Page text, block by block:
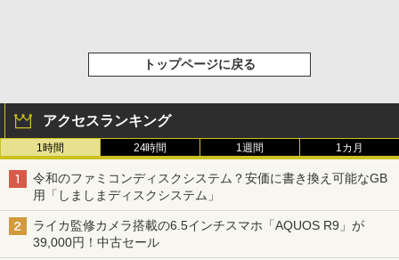
トップページに戻る
アクセスランキング
1時間 24時間 1週間 1カ月
令和のファミコンディスクシステム？安価に書き換え可能なGB
用「しましまディスクシステム」
ライカ監修カメラ搭載の6.5インチスマホ「AQUOS R9」が
39,000円！中古セール